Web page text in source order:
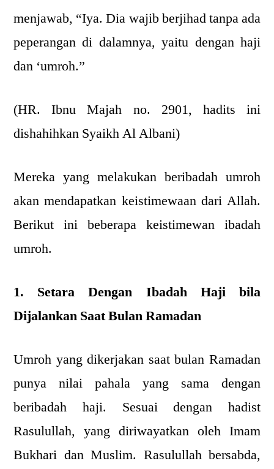
menjawab, “Iya. Dia wajib berjihad tanpa ada
peperangan di dalamnya, yaitu dengan haji
dan ‘umroh.”
(HR. Ibnu Majah no. 2901, hadits ini
dishahihkan Syaikh Al Albani)
Mereka yang melakukan beribadah umroh
akan mendapatkan keistimewaan dari Allah.
Berikut ini beberapa keistimewan ibadah
umroh.
1. Setara Dengan Ibadah Haji bila
Dijalankan Saat Bulan Ramadan
Umroh yang dikerjakan saat bulan Ramadan
punya nilai pahala yang sama dengan
beribadah haji. Sesuai dengan hadist
Rasulullah, yang diriwayatkan oleh Imam
Bukhari dan Muslim. Rasulullah bersabda,